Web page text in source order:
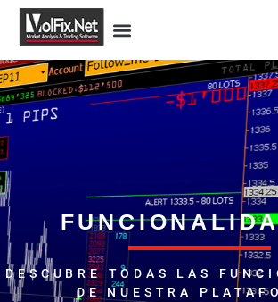
DESCUBRE TODAS LAS
DE NUESTRA